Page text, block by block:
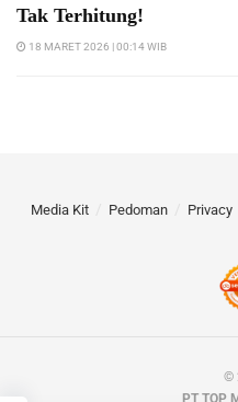
Tak Terhitung!
18 MARET 2026 | 00:14 WIB
Media Kit Pedoman Privacy
©
PT TOP